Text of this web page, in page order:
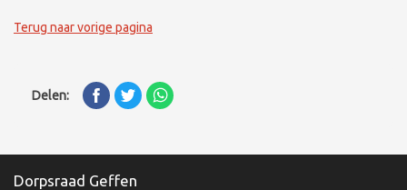
Terug naar vorige pagina
Delen:
Dorpsraad Geffen